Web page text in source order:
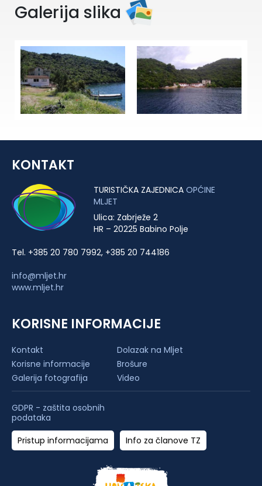
Galerija slika
KONTAKT
TURISTIČKA ZAJEDNICA OPĆINE
MLJET
Ulica: Zabrježe 2
HR – 20225 Babino Polje
Tel. +385 20 780 7992, +385 20 744186
info@mljet.hr
www.mljet.hr
KORISNE INFORMACIJE
Kontakt
Dolazak na Mljet
Korisne informacije
Brošure
Galerija fotografija
Video
GDPR - zaštita osobnih
podataka
Pristup informacijama
Info za članove TZ